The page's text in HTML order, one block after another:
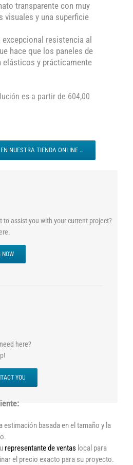
transparente con muy
visuales y una superficie
resistencia al
hace que los paneles de
elásticos y prácticamente
es a partir de 604,00
NUESTRA TIENDA ONLINE …
to assist you with your current project?
NOW
here?
YOU
estimación basada en el tamaño y la
representante de ventas local para
el precio exacto para su proyecto.